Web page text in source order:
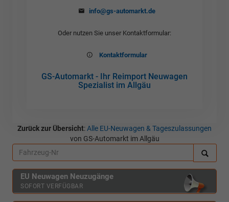
info@gs-automarkt.de
Oder nutzen Sie unser Kontaktformular:
Kontaktformular
GS-Automarkt - Ihr Reimport Neuwagen
Spezialist im Allgäu
Zurück zur Übersicht:Alle EU-Neuwagen & Tageszulassungen
von GS-Automarkt im Allgäu
EU Neuwagen Neuzugänge
SOFORT VERFÜGBAR